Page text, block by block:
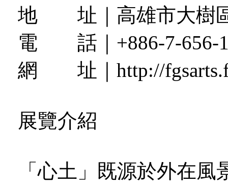
地 址｜高雄市大樹區
電 話｜+886-7-656-
網 址｜http://
展覽介紹
「心土」既源於外在